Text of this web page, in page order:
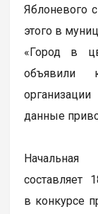
Яблоневого
этого в
«Город в
объявили
данные
Начальная
составляет
в конкурсе